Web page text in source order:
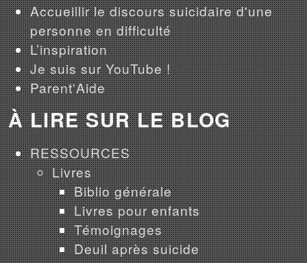
Accueillir le discours suicidaire d'une
personne en difficulté
L’inspiration
Je suis sur YouTube !
Parent'Aide
À LIRE SUR LE BLOG
RESSOURCES
Livres
Biblio générale
Livres pour enfants
Témoignages
Deuil après suicide